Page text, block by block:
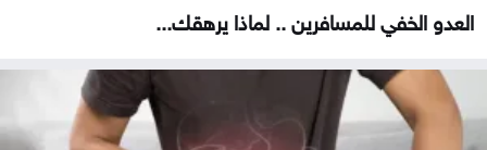
العدو الخفي للمسافرين .. لماذا يرهقك...